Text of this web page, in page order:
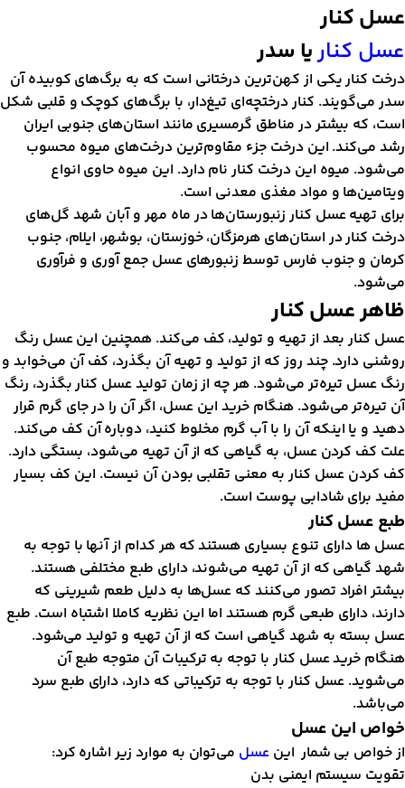
کنار
کناریا سدر
کنار یکی از کهن‌ترین درختانی است که به برگ‌های کوبیده آن
می‌گویند. کنار درختچه‌ای تیغ‌دار، با برگ‌های کوچک و قلبی شکل
که بیشتر در مناطق گرمسیری مانند استان‌های جنوبی ایران
می‌کند. این درخت جزء مقاوم‌ترین درخت‌های میوه محسوب
میوه این درخت کنار نام دارد. این میوه حاوی انواع
و مواد مغذی معدنی است.
تهیه عسل کنار زنبورستان‌ها در ماه مهر و آبان شهد گل‌های
کنار در استان‌های هرمزگان، خوزستان، بوشهر، ایلام، جنوب
و جنوب فارس توسط زنبورهای عسل جمع آوری و فرآوری
عسل کنار
کنار بعد از تهیه و تولید، کف می‌کند. همچنین این عسل رنگ‌
دارد. چند روز که از تولید و تهیه آن بگذرد، کف آن می‌خوابد و
عسل تیره‌تر می‌شود. هر چه از زمان تولید عسل کنار بگذرد، رنگ
تیره‌تر می‌شود. هنگام خرید این عسل، اگر آن را در جای گرم قرار
و یا اینکه آن را با آب گرم‌ مخلوط کنید، دوباره آن کف می‌کند.
کف کردن عسل، به گیاهی که از آن تهیه می‌شود، بستگی دارد.
کردن عسل کنار به معنی تقلبی بودن آن نیست. این کف بسیار
برای شادابی پوست است.
عسل کنار
ها دارای تنوع بسیاری هستند که هر کدام از آنها با توجه به
گیاهی که از آن تهیه می‌‌شوند، دارای طبع مختلفی هستند.
افراد تصور می‌کنند که عسل‌ها به دلیل طعم شیرینی که
دارای طبعی گرم هستند اما این نظریه کاملا اشتباه است. طبع
بسته به شهد گیاهی است که از آن تهیه و تولید می‌شود.
خرید عسل کنار با توجه به ترکیبات آن متوجه طبع آن
عسل کنار با توجه به ترکیباتی که دارد، دارای طبع سرد
این عسل
خواص بی شمار این عسل می‌توان به موارد زیر اشاره کرد:
سیستم ایمنی بدن